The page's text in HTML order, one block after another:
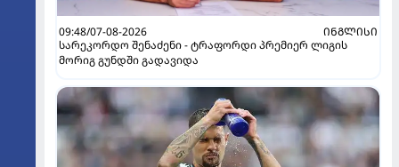
09:48/07-08-2026
ᲘᲜᲒᲚᲘᲡᲘ
სარეკორდო შენაძენი - ტრაფორდი პრემიერ ლიგის
მორიგ გუნდში გადავიდა